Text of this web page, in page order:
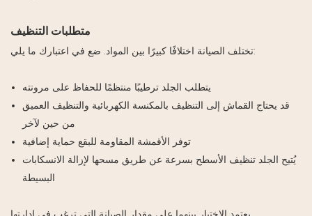
متطلبات التنظيف
تختلف الصيانة اختلافًا كبيرًا بين المواد. ضع في اعتبارك ما يلي:
يتطلب الجلد ترطيبًا منتظمًا للحفاظ على مرونته
قد يحتاج القماش إلى التنظيف بالمكنسة الكهربائية والتنظيف العميق
من حين لآخر
توفر الأقمشة المقاومة للبقع حماية إضافية
يُتيح الجلد تنظيف الأسطح بسرعة عن طريق مسحها لإزالة الانسكابات
البسيطة